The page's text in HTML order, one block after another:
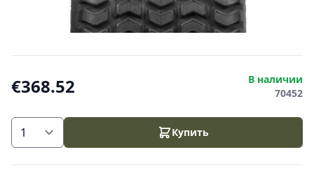
€368.52
В наличии
70452
Купить